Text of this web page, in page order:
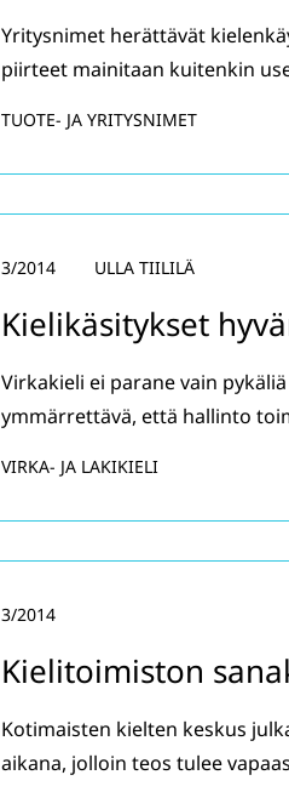
Yritysnimet herättävät
piirteet mainitaan kuitenkin
TUOTE- JA YRITYSNIMET
Kielikäsitykset
3/2014 ULLA TIILILÄ
Virkakieli ei parane vain
ymmärrettävä, että hallinto
VIRKA- JA LAKIKIELI
Kielitoimiston
3/2014
Kotimaisten kielten keskus
aikana, jolloin teos tulee